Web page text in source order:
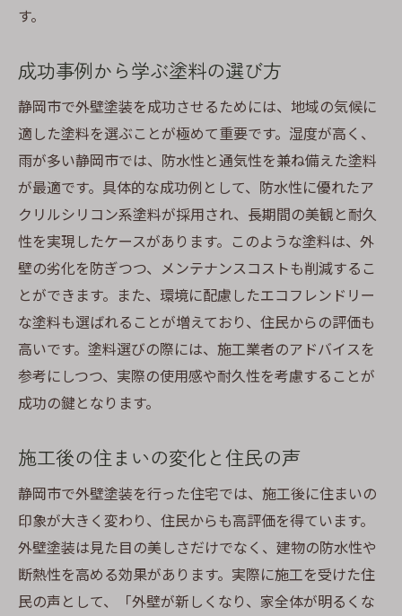
す。
成功事例から学ぶ塗料の選び方
静岡市で外壁塗装を成功させるためには、地域の気候に
適した塗料を選ぶことが極めて重要です。湿度が高く、
雨が多い静岡市では、防水性と通気性を兼ね備えた塗料
が最適です。具体的な成功例として、防水性に優れたア
クリルシリコン系塗料が採用され、長期間の美観と耐久
性を実現したケースがあります。このような塗料は、外
壁の劣化を防ぎつつ、メンテナンスコストも削減するこ
とができます。また、環境に配慮したエコフレンドリー
な塗料も選ばれることが増えており、住民からの評価も
高いです。塗料選びの際には、施工業者のアドバイスを
参考にしつつ、実際の使用感や耐久性を考慮することが
成功の鍵となります。
施工後の住まいの変化と住民の声
静岡市で外壁塗装を行った住宅では、施工後に住まいの
印象が大きく変わり、住民からも高評価を得ています。
外壁塗装は見た目の美しさだけでなく、建物の防水性や
断熱性を高める効果があります。実際に施工を受けた住
民の声として、「外壁が新しくなり、家全体が明るくな